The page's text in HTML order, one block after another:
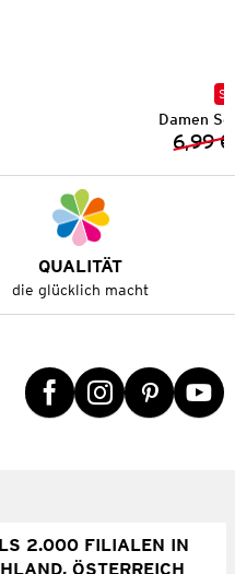
Preis:
Damen
6,99 €
QUALITÄT
die glücklich macht
2.000 FILIALEN IN
ÖSTERREICH